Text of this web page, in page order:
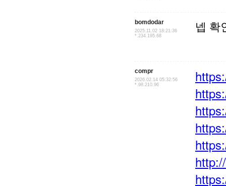
bomdodar
2025.11.02 18:21:36
*.234.195.68
넵 확
compr
2026.02.14 05:32:56
*.98.210.96